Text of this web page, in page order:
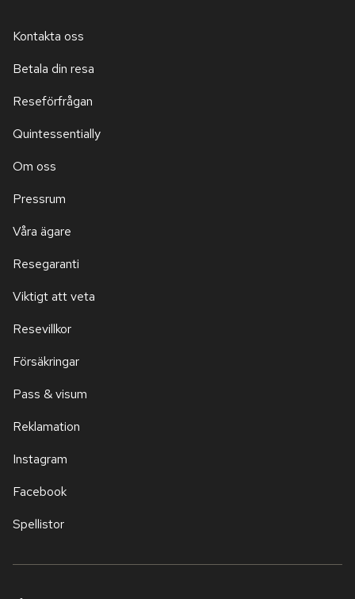
Kontakta oss
Betala din resa
Reseförfrågan
Quintessentially
Om oss
Pressrum
Våra ägare
Resegaranti
Viktigt att veta
Resevillkor
Försäkringar
Pass & visum
Reklamation
Instagram
Facebook
Spellistor